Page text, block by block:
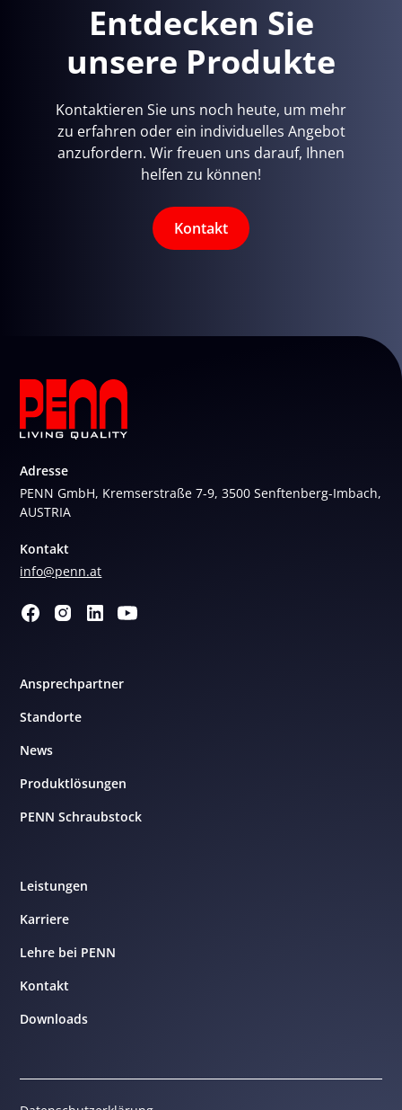
Entdecken Sie
unsere Produkte
Kontaktieren Sie uns noch heute, um mehr
zu erfahren oder ein individuelles Angebot
anzufordern. Wir freuen uns darauf, Ihnen
helfen zu können!
Kontakt
Adresse
PENN GmbH, Kremserstraße 7-9, 3500 Senftenberg-Imbach,
AUSTRIA
Kontakt
info@penn.at
Ansprechpartner
Standorte
News
Produktlösungen
PENN Schraubstock
Leistungen
Karriere
Lehre bei PENN
Kontakt
Downloads